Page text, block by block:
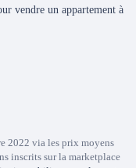
vendre un appartement à
2022 via les prix moyens
inscrits sur la marketplace